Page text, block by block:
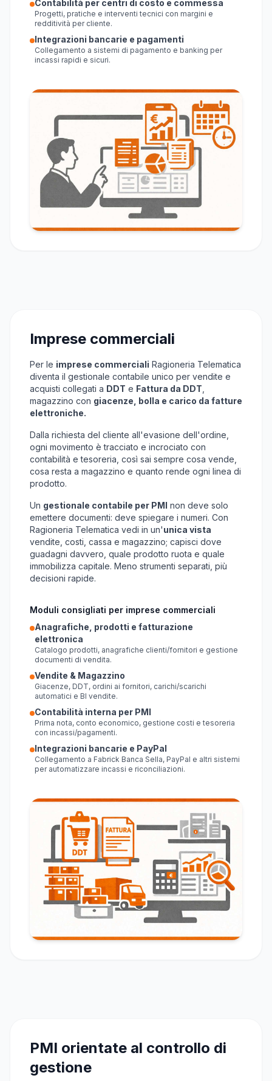
Contabilità per centri di costo e commessa
Progetti, pratiche e interventi tecnici con margini e
redditività per cliente.
Integrazioni bancarie e pagamenti
Collegamento a sistemi di pagamento e banking per
incassi rapidi e sicuri.
Imprese commerciali
Per le imprese commerciali Ragioneria Telematica
diventa il gestionale contabile unico per vendite e
acquisti collegati a DDT e Fattura da DDT
magazzino con giacenze, bolla e carico da fatture
elettroniche.
Dalla richiesta del cliente all'evasione dell'ordine,
ogni movimento è tracciato e incrociato con
contabilità e tesoreria, così sai sempre cosa vende,
cosa resta a magazzino e quanto rende ogni linea di
prodotto.
Un gestionale contabile per PMI non deve solo
emettere documenti: deve spiegare i numeri. Con
Ragioneria Telematica vedi in un'unica vista
vendite, costi, cassa e magazzino; capisci dove
guadagni davvero, quale prodotto ruota e quale
immobilizza capitale. Meno strumenti separati, più
decisioni rapide.
Moduli consigliati per imprese commerciali
Anagrafiche, prodotti e fatturazione
elettronica
Catalogo prodotti, anagrafiche clienti/fornitori e gestione
documenti di vendita.
Vendite & Magazzino
Giacenze, DDT, ordini ai fornitori, carichi/scarichi
automatici e BI vendite.
Contabilità interna per PMI
Prima nota, conto economico, gestione costi e tesoreria
con incassi/pagamenti.
Integrazioni bancarie e PayPal
Collegamento a Fabrick Banca Sella, PayPal e altri sistemi
per automatizzare incassi e riconciliazioni.
PMI orientate al controllo di
gestione